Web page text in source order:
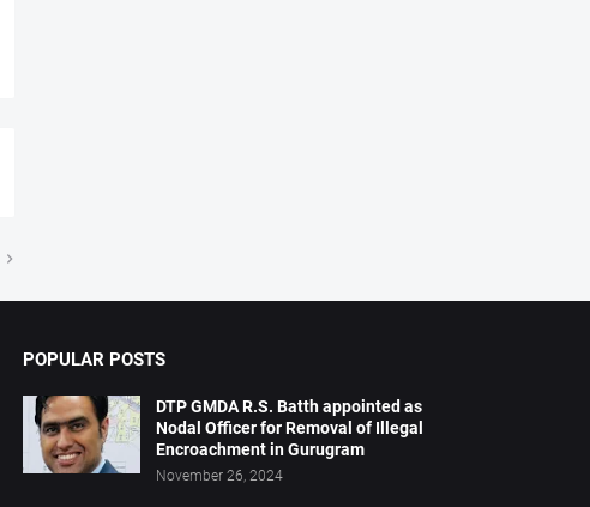
POPULAR POSTS
DTP GMDA R.S. Batth appointed as
Nodal Officer for Removal of Illegal
Encroachment in Gurugram
November 26, 2024